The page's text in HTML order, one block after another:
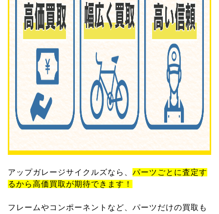
アップガレージサイクルズなら、 パーツごとに査定す
るから高価買取が期待できます！
フレームやコンポーネントなど、パーツだけの買取も